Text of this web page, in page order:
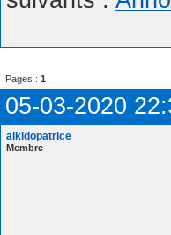
Pages : 1
05-03-2020
aikidopatrice
Membre